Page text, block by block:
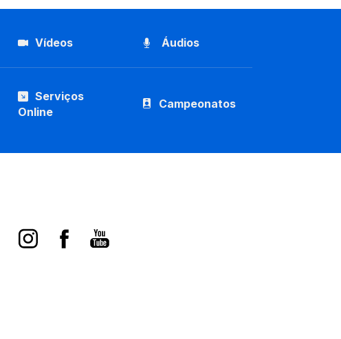
Vídeos Áudios
Serviços
Online
Campeonatos